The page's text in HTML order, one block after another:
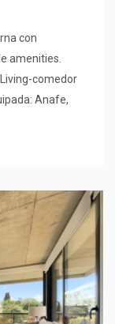
con
amenities.
comedor
Anafe,
en contactar